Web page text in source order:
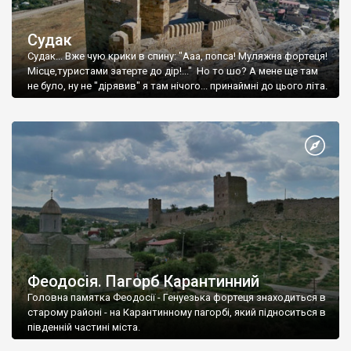
Судак
Судак... Вже чую крики в спину: "Ааа, попса! Муляжна фортеця!
Місце,туристами затерте до дір!..." Но то шо? А мене ще там
не було, ну не "дірявив" я там нічого... принаймні до цього літа.
Феодосія. Пагорб Карантинний
Головна памятка Феодосії - Генуезька фортеця знаходиться в
старому районі - на Карантинному пагорбі, який підноситься в
південній частині міста.